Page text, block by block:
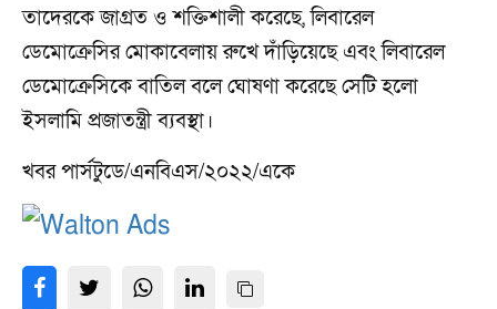
তাদেরকে জাগ্রত ও শক্তিশালী করেছে, লিবারেল
ডেমোক্রেসির মোকাবেলায় রুখে দাঁড়িয়েছে এবং লিবারেল
ডেমোক্রেসিকে বাতিল বলে ঘোষণা করেছে সেটি হলো
ইসলামি প্রজাতন্ত্রী ব্যবস্থা।
খবর পার্সটুডে/এনবিএস/২০২২/একে